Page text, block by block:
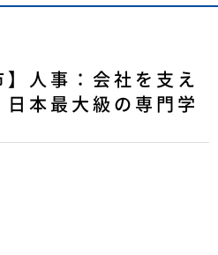
】人事：会社を支え
日本最大級の専門学